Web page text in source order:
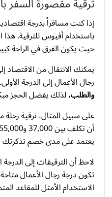
إذا كنت مسافراً بدرجة
باستخدام أفيوس للترقية. هذا
حيث يكون الفرق في الراحة
يمكنك الانتقال من الاقتصاد
رجال الأعمال إلى الدرجة الأولى.
والطلب، لذلك يفضل الحجز
على سبيل المثال، ترقية
يعتمد على مدى خصم تذكرتك
لاحظ أن الترقيقات إلى
تكون درجة رجال الأعمال
الاستخدام الأمثل للمقاعد